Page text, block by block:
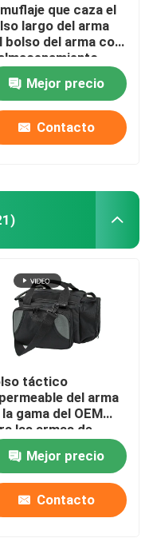
que caza el
largo del arma
bolso del arma con
para los rifles
ScopedMejor precio
Contacto
táctico
del arma
la gama del OEM
las armas de
y el gris negro de
Mejor precio
Contacto